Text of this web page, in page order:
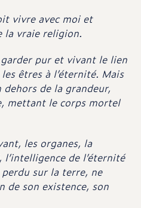
vivre avec moi et
la vraie religion.
pur et vivant le lien
êtres à l’éternité. Mais
dehors de la grandeur,
mettant le corps mortel
les organes, la
de l’éternité
sur la terre, ne
de son existence, son